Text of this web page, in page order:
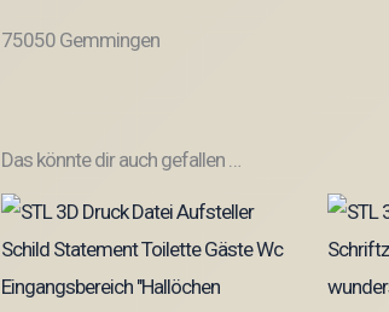
75050 Gemmingen
Das könnte dir auch gefallen …